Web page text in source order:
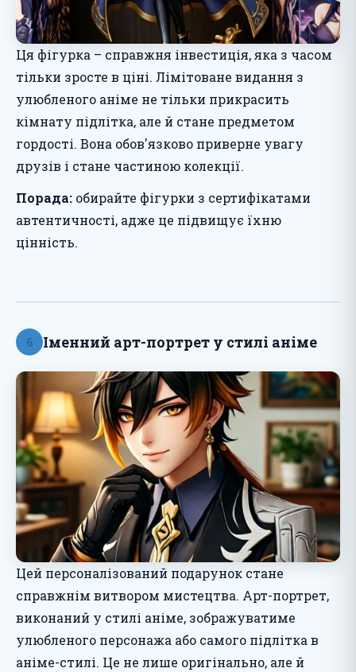
Ця фігурка – справжня інвестиція, яка з часом
тільки зросте в ціні. Лімітоване видання з
улюбленого аніме не тільки прикрасить
кімнату підлітка, але й стане предметом
гордості. Вона обов'язково приверне увагу
друзів і стане частиною колекції.
Порада: обирайте фігурки з сертифікатами
автентичності, адже це підвищує їхню
цінність.
6 Іменний арт-портрет у стилі аніме
Цей персоналізований подарунок стане
справжнім витвором мистецтва. Арт-портрет,
виконаний у стилі аніме, зображуватиме
улюбленого персонажа або самого підлітка в
аніме-стилі. Це не лише оригінально, але й